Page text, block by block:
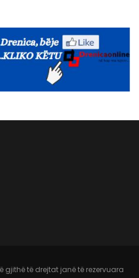
gjithë të drejtat janë të rezervuara